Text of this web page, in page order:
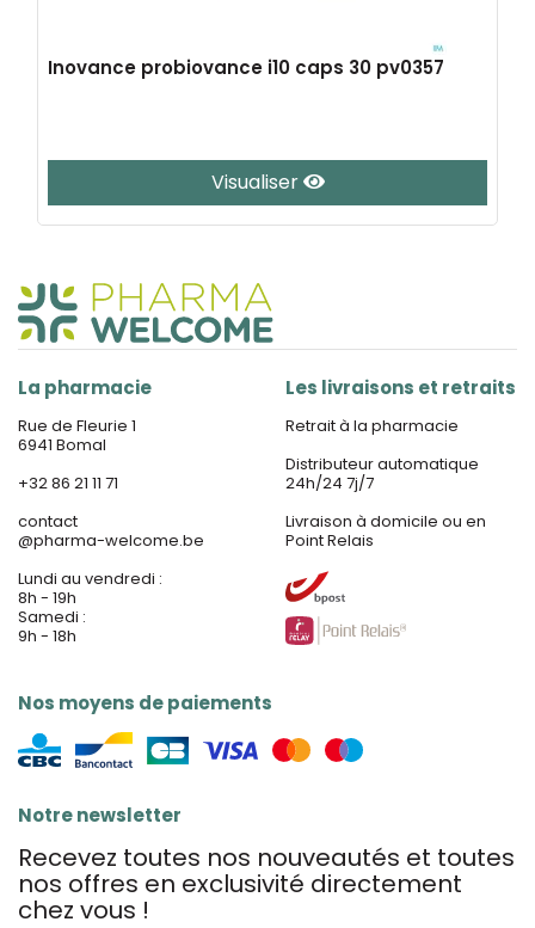
Inovance probiovance i10 caps 30 pv0357
Visualiser
La pharmacie
Rue de Fleurie 1
6941 Bomal
+32 86 21 11 71
contact
@pharma-welcome.be
Lundi au vendredi :
8h - 19h
Samedi :
9h - 18h
Nos moyens de paiements
Les livraisons et retraits
Retrait à la pharmacie
Distributeur automatique
24h/24 7j/7
Livraison à domicile ou en
Point Relais
Notre newsletter
Recevez toutes nos nouveautés et toutes
nos offres en exclusivité directement
chez vous !